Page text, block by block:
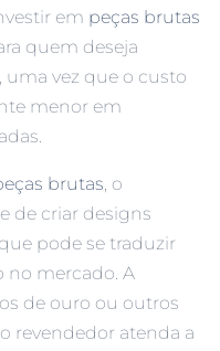
em peças brutas
quem deseja
vez que o custo
menor em
brutas, o
de criar designs
pode se traduzir
mercado. A
de ouro ou outros
revendedor atenda a